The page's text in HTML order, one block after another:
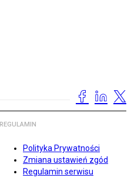
REGULAMIN
Polityka Prywatności
Zmiana ustawień zgód
Regulamin serwisu